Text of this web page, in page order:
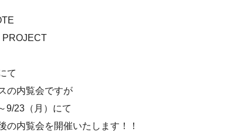
て
の内覧会ですが
9/23（月）にて
の内覧会を開催いたします！！